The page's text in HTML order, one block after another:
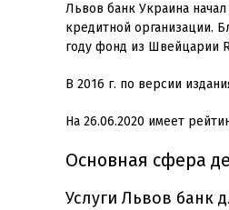
Львов банк Украина
кредитной организации.
году фонд из Швейцарии
В 2016 г. по версии
На 26.06.2020 имеет
Основная сфера
Услуги Львов банк